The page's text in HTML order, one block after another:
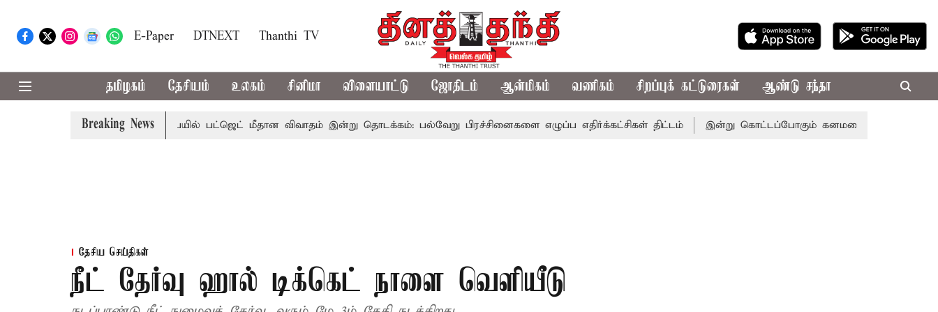
E-Paper DTNEXT Thanthi TV
தமிழகம் தேசியம் உலகம் சினிமா விளையாட்டு ஜோதிடம் ஆன்மிகம் வணிகம் சிறப்புக் கட்டுரைகள் ஆண்டு சந்தா
Breaking News
சட்டசபையில் பட்ஜெட் மீதான விவாதம் இன்று தொடக்கம்: பல்வேறு பிரச்சினைகளை எழுப்ப எதிர்க்கட்சிகள் திட்டம் இன்று கொட்டப்போகும் கனமழை.. எந்தெந்த மாவட்டங்களில்
தேசிய செய்திகள்
நீட் தேர்வு ஹால் டிக்கெட் நாளை வெளியீடு